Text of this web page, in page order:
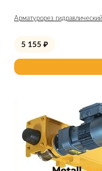
Арматурорез
5 155 ₽